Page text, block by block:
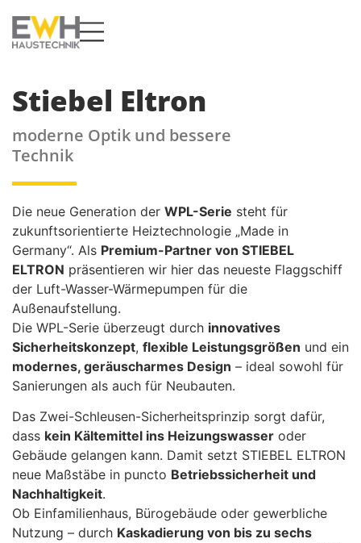
Stiebel Eltron
moderne Optik und bessere
Technik
Die neue Generation der WPL-Serie steht für
zukunftsorientierte Heiztechnologie „Made in
Germany“. Als Premium-Partner von STIEBEL
ELTRON präsentieren wir hier das neueste Flaggschiff
der Luft-Wasser-Wärmepumpen für die
Außenaufstellung.
Die WPL-Serie überzeugt durch innovatives
Sicherheitskonzept, flexible Leistungsgrößen und ein
modernes, geräuscharmes Design – ideal sowohl für
Sanierungen als auch für Neubauten.
Das Zwei-Schleusen-Sicherheitsprinzip sorgt dafür,
dass kein Kältemittel ins Heizungswasser oder
Gebäude gelangen kann. Damit setzt STIEBEL ELTRON
neue Maßstäbe in puncto Betriebssicherheit und
Nachhaltigkeit.
Ob Einfamilienhaus, Bürogebäude oder gewerbliche
Nutzung – durch Kaskadierung von bis zu sechs